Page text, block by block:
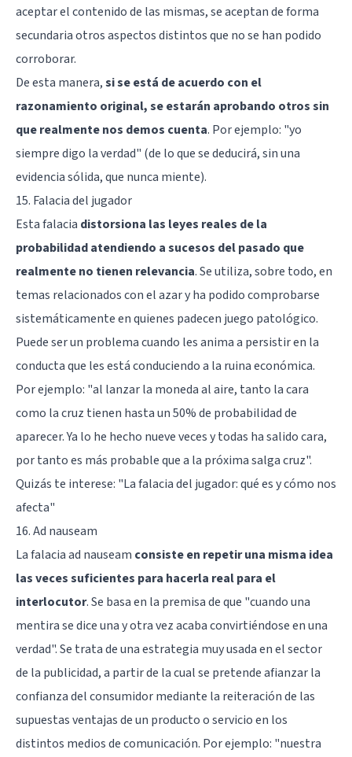
aceptar el contenido de las mismas, se aceptan de forma
secundaria otros aspectos distintos que no se han podido
corroborar.
De esta manera,si se está de acuerdo con el
razonamiento original, se estarán aprobando otros sin
que realmente nos demos cuenta. Por ejemplo: "yo
siempre digo la verdad" (de lo que se deducirá, sin una
evidencia sólida, que nunca miente).
15. Falacia del jugador
Esta falacia distorsiona las leyes reales de la
probabilidad atendiendo a sucesos del pasado que
realmente no tienen relevancia. Se utiliza, sobre todo, en
temas relacionados con el azar y ha podido comprobarse
sistemáticamente en quienes padecen juego patológico.
Puede ser un problema cuando les anima a persistir en la
conducta que les está conduciendo a la ruina económica.
Por ejemplo: "al lanzar la moneda al aire, tanto la cara
como la cruz tienen hasta un 50% de probabilidad de
aparecer. Ya lo he hecho nueve veces y todas ha salido cara,
por tanto es más probable que a la próxima salga cruz".
Quizás te interese: "La falacia del jugador: qué es y cómo nos
afecta"
16. Ad nauseam
La falacia ad nauseam consiste en repetir una misma idea
las veces suficientes para hacerla real para el
interlocutor. Se basa en la premisa de que "cuando una
mentira se dice una y otra vez acaba convirtiéndose en una
verdad". Se trata de una estrategia muy usada en el sector
de la publicidad, a partir de la cual se pretende afianzar la
confianza del consumidor mediante la reiteración de las
supuestas ventajas de un producto o servicio en los
distintos medios de comunicación. Por ejemplo: "nuestra